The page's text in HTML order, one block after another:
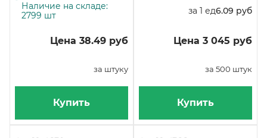
Наличие на складе:
2799 шт
Цена 38.49 руб
за штуку
Купить
за 1 ед6.09 руб
Цена 3 045 руб
за 500 штук
Купить